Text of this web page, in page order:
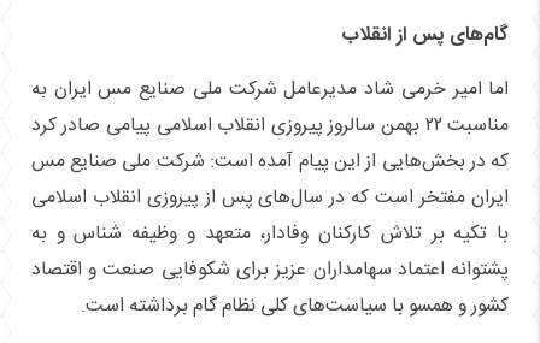
گام‌های پس از انقلاب
اما امیر خرمی شاد مدیرعامل شرکت ملی صنایع مس ایران به
مناسبت ۲۲ بهمن سالروز پیروزی انقلاب اسلامی پیامی صادر کرد
که در بخش‌هایی از این پیام آمده است: شرکت ملی صنایع مس
ایران مفتخر است که در سال‌های پس از پیروزی انقلاب اسلامی
با تکیه بر تلاش کارکنان وفادار، متعهد و وظیفه شناس و به
پشتوانه اعتماد سهامداران عزیز برای شکوفایی صنعت و اقتصاد
کشور و همسو با سیاست‌های کلی نظام گام برداشته است.